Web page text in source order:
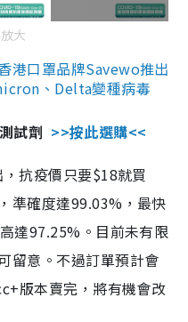
大
港口罩品牌Savewo推出
、Delta變種病毒
試劑 >>按此選購<<
抗疫價只要$18就買
準確度達99.03%，最快
達97.25%。目前未有限
留意。不過訂單預計會
版本賣完，將有機會改